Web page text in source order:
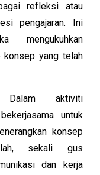
refleksi atau
pengajaran. Ini
mengukuhkan
konsep yang telah
aktiviti
untuk
konsep
sekali gus
dan kerja